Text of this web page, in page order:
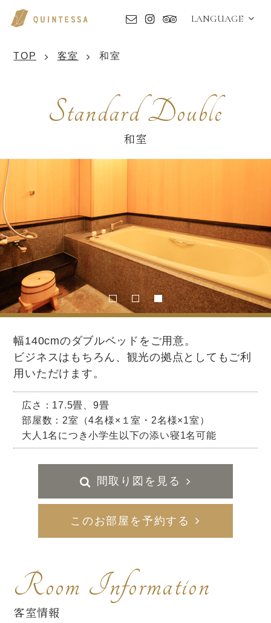
LANGUAGE
TOP 客室 和室
Standard Double
和室
幅140cmのダブルベッドをご用意。
ビジネスはもちろん、観光の拠点としてもご利
用いただけます。
広さ：17.5畳、9畳
部屋数：2室（4名様×１室・2名様×1室）
大人1名につき小学生以下の添い寝1名可能
間取り図を見る
このお部屋を予約する
Room Information
客室情報